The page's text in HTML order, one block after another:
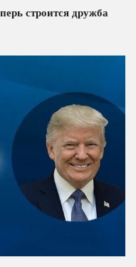
строится дружба